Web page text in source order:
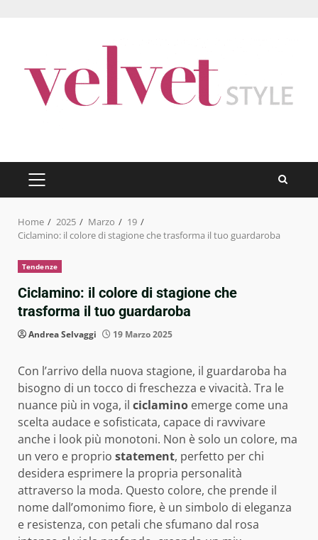
PRIMARY
MENU
Home 2025 Marzo
19
Ciclamino: il colore di stagione che trasforma il tuo guardaroba
Tendenze
Ciclamino: il colore di stagione che
trasforma il tuo guardaroba
Andrea Selvaggi 19 Marzo 2025
Con l’arrivo della nuova stagione, il guardaroba ha
bisogno di un tocco di freschezza e vivacità. Tra le
nuance più in voga, il ciclamino emerge come una
scelta audace e sofisticata, capace di ravvivare
anche i look più monotoni. Non è solo un colore, ma
un vero e proprio statement, perfetto per chi
desidera esprimere la propria personalità
attraverso la moda. Questo colore, che prende il
nome dall’omonimo fiore, è un simbolo di eleganza
e resistenza, con petali che sfumano dal rosa